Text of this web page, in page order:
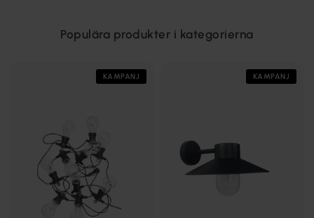
Populära produkter i kategorierna
KAMPANJ KAMPANJ